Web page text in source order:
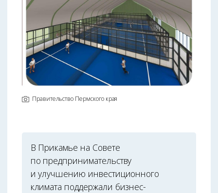
Правительство Пермского края
В Прикамье на Совете
по предпринимательству
и улучшению инвестиционного
климата поддержали бизнес-